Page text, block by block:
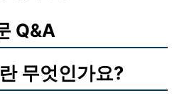
Q&A
무엇인가요?